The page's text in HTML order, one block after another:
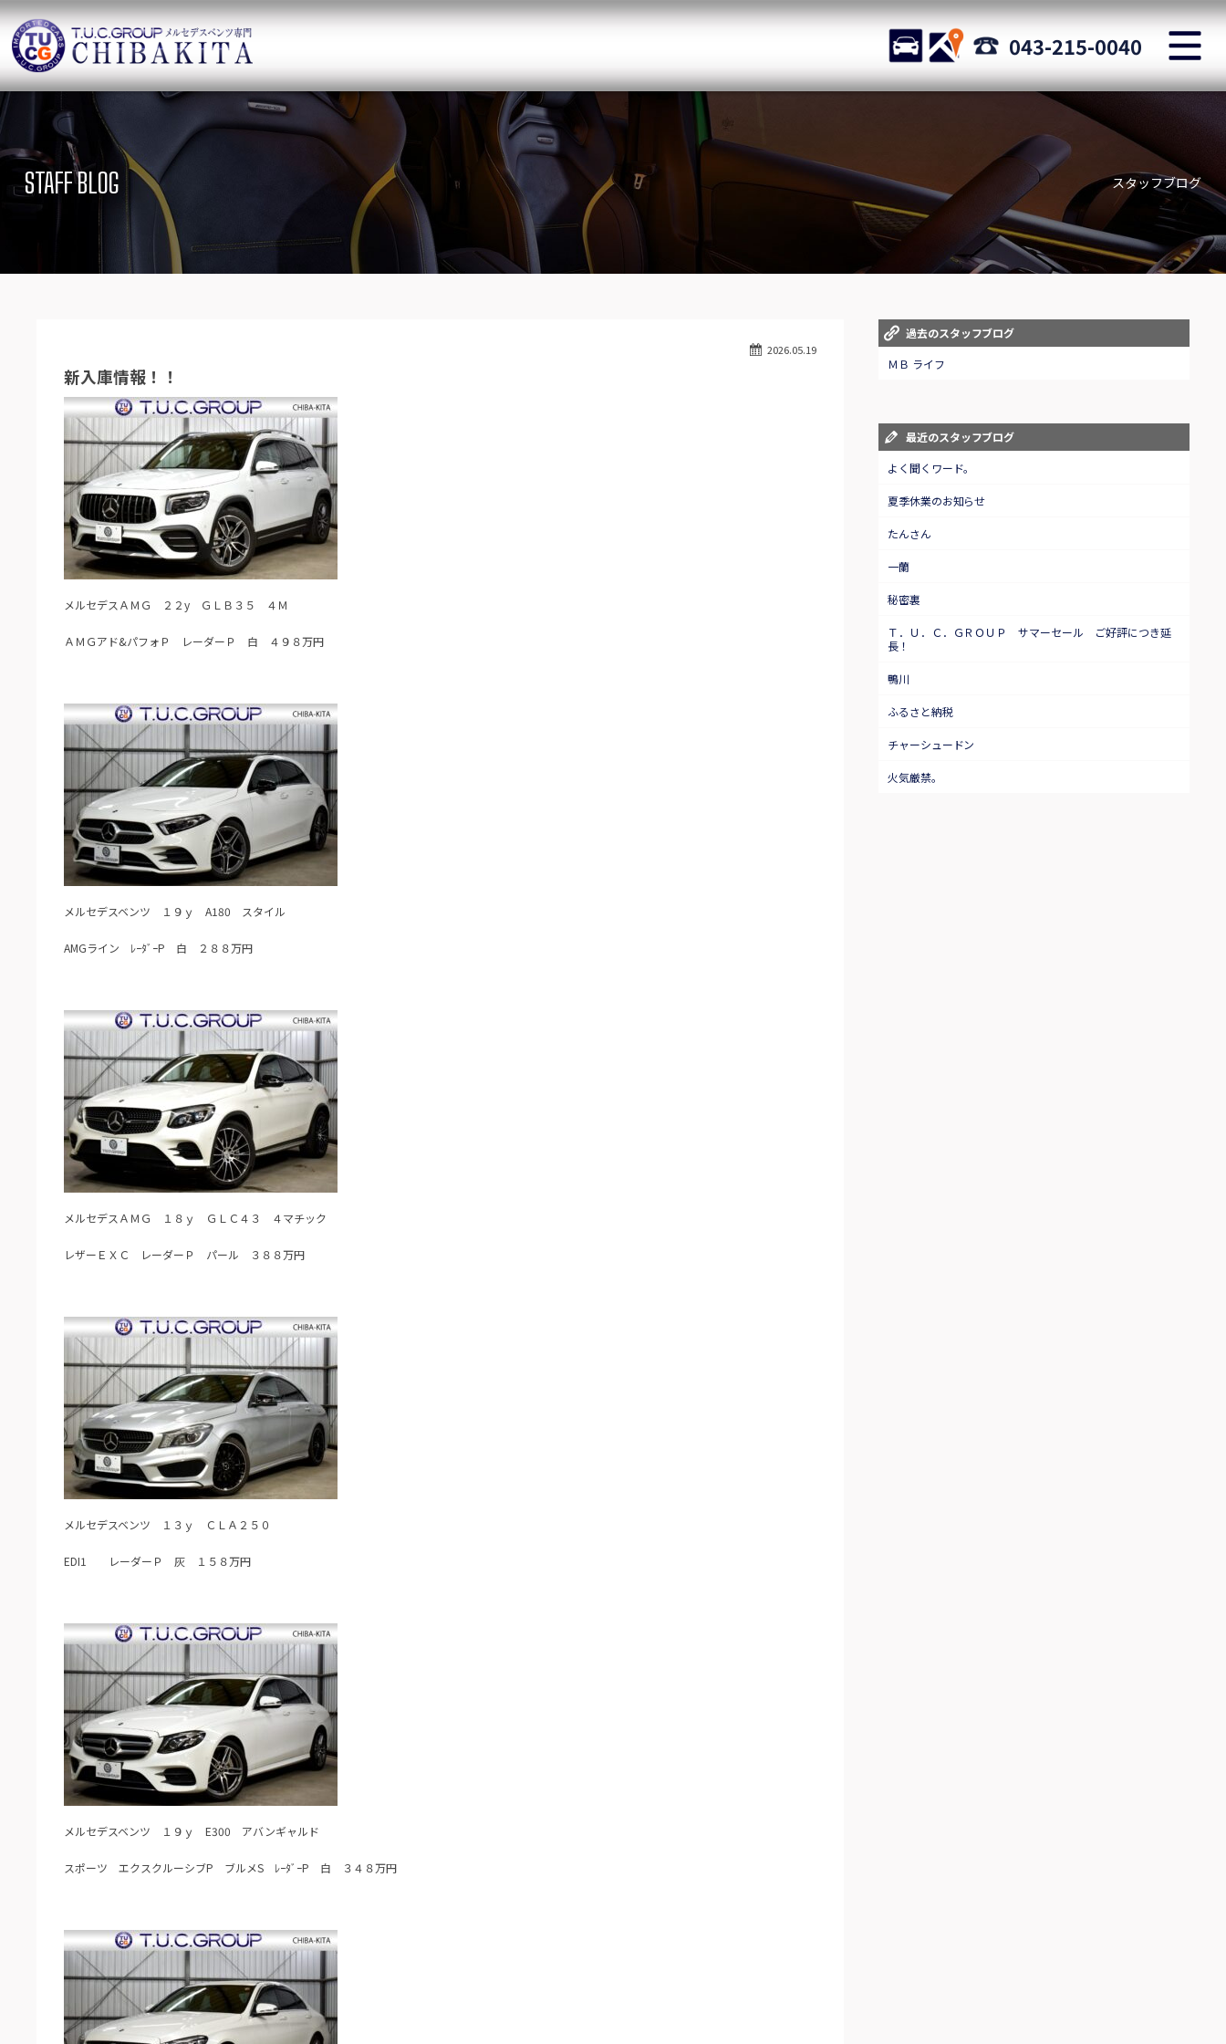
TUCグループ メルセデスベンツ専門 千葉北インター店
STOCK ACCESS 043-215-0040
ニュース
News and Topics
在庫リスト 目玉車両一覧
保証＆サービス アクセスマップ
Access map
お問い合わせ
特別作業について オーダーサービス 買取無料査定 自動車保険
Car insurance
スタッフblog
Staff blog
会社概要
Company
STAFF BLOG スタッフブログ
2026.05.19
新入庫情報！！
メルセデスＡＭＧ ２２y ＧＬＢ３５ ４Ｍ
ＡＭＧアド&パフォＰ レーダーＰ 白 ４９８万円
メルセデスベンツ １９ｙ A180 スタイル
AMGライン ﾚｰﾀﾞｰP 白 ２８８万円
メルセデスＡＭＧ １８ｙ ＧＬＣ４３ ４マチック
レザーＥＸＣ レーダーＰ パール ３８８万円
メルセデスベンツ １３ｙ ＣＬＡ２５０
EDI1 レーダーＰ 灰 １５８万円
メルセデスベンツ １９ｙ E300 アバンギャルド
スポーツ エクスクルーシブP ブルメS ﾚｰﾀﾞｰP 白 ３４８万円
過去のスタッフブログ
ＭＢ ライフ
最近のスタッフブログ
よく聞くワード。
夏季休業のお知らせ
たんさん
一蘭
秘密裏
Ｔ．Ｕ．Ｃ．ＧＲＯＵＰ サマーセール ご好評につき延
長！
鴨川
ふるさと納税
チャーシュードン
火気厳禁。